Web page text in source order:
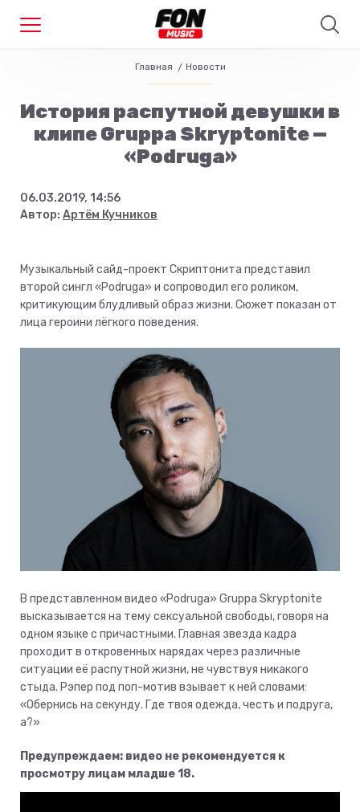
Главная Новости
История распутной девушки в
клипе Gruppa Skryptonite —
«Podruga»
06.03.2019, 14:56
Автор: Артём Кучников
Музыкальный сайд-проект Скриптонита представил
второй сингл «Podruga» и сопроводил его роликом,
критикующим блудливый образ жизни. Сюжет показан от
лица героини лёгкого поведения.
В представленном видео «Podruga» Gruppa Skryptonite
высказывается на тему сексуальной свободы, говоря на
одном языке с причастными. Главная звезда кадра
проходит в откровенных нарядах через различные
ситуации её распутной жизни, не чувствуя никакого
стыда. Рэпер под поп-мотив взывает к ней словами:
«Обернись на секунду. Где твоя одежда, честь и подруга,
а?»
Предупреждаем: видео не рекомендуется к
просмотру лицам младше 18.